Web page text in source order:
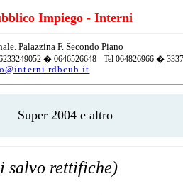
Impiego - Interni
Palazzina F. Secondo Piano
� 0646526648 - Tel 064826966 �
Super 2004 e altro
salvo rettifiche)